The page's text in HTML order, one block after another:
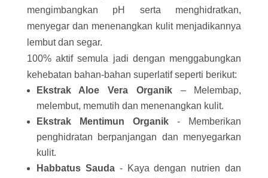
mengimbangkan pH serta menghidratkan,
menyegar dan menenangkan kulit menjadikannya
lembut dan segar.
100% aktif semula jadi dengan menggabungkan
kehebatan bahan-bahan superlatif seperti berikut:
Ekstrak Aloe Vera Organik – Melembap,
melembut, memutih dan menenangkan kulit.
Ekstrak Mentimun Organik- Memberikan
penghidratan berpanjangan dan menyegarkan
kulit.
Habbatus Sauda- Kaya dengan nutrien dan